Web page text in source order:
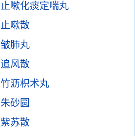
止嗽化痰定喘丸
止嗽散
皱肺丸
追风散
竹沥枳术丸
朱砂圆
紫苏散